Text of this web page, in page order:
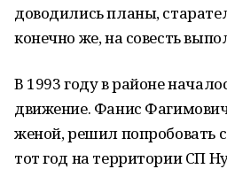
доводились планы,
конечно же, на совесть
В 1993 году в районе
движение. Фанис
женой, решил попробовать
тот год на территории СП